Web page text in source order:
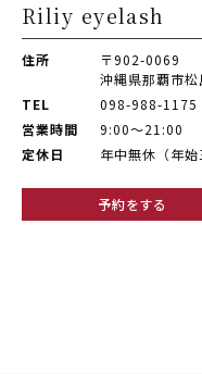
Riliy eyelash
住所
〒902-0069
沖縄県那覇市
TEL
098-988-1175
営業時間
9:00〜21:00
定休日
年中無休（年始
予約をする